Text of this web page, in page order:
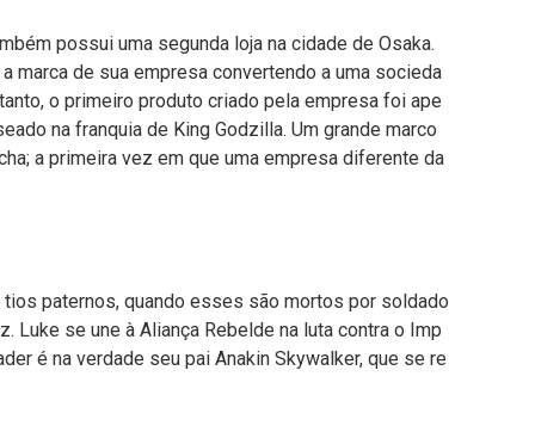
possui uma segunda loja na cidade de Osaka.
marca de sua empresa convertendo a uma socieda
o primeiro produto criado pela empresa foi ape
na franquia de King Godzilla. Um grande marco
a primeira vez em que uma empresa diferente da
paternos, quando esses são mortos por soldado
Luke se une à Aliança Rebelde na luta contra o Imp
é na verdade seu pai Anakin Skywalker, que se re